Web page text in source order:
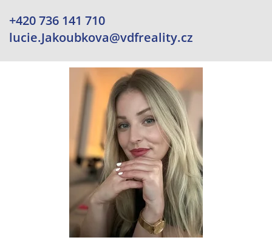
+420 736 141 710
lucie.Jakoubkova@vdfreality.cz